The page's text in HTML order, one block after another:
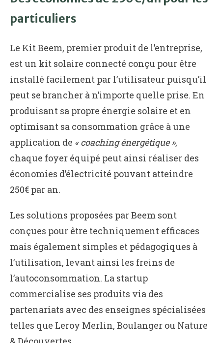
particuliers
Le Kit Beem, premier produit de l’entreprise,
est un kit solaire connecté conçu pour être
installé facilement par l’utilisateur puisqu’il
peut se brancher à n’importe quelle prise. En
produisant sa propre énergie solaire et en
optimisant sa consommation grâce à une
application de « coaching énergétique »,
chaque foyer équipé peut ainsi réaliser des
économies d’électricité pouvant atteindre
250€ par an.
Les solutions proposées par Beem sont
conçues pour être techniquement efficaces
mais également simples et pédagogiques à
l’utilisation, levant ainsi les freins de
l’autoconsommation. La startup
commercialise ses produits via des
partenariats avec des enseignes spécialisées
telles que Leroy Merlin, Boulanger ou Nature